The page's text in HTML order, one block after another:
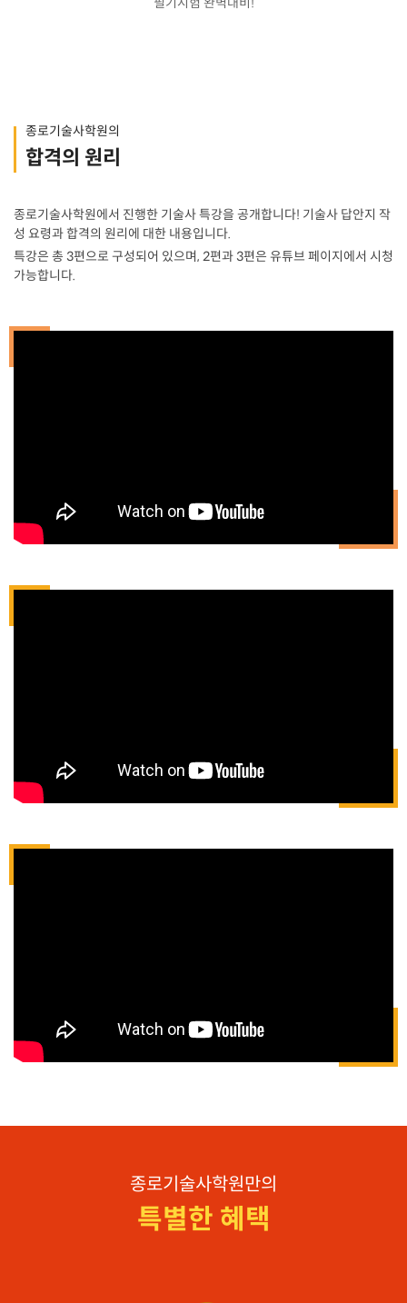
종로기술사학원의
합격의 원리
종로기술사학원에서 진행한 기술사 특강을 공개합니다! 기술사 답안지 작
성 요령과 합격의 원리에 대한 내용입니다.
특강은 총 3편으로 구성되어 있으며, 2편과 3편은 유튜브 페이지에서 시청
가능합니다.
종로기술사학원만의
특별한 혜택